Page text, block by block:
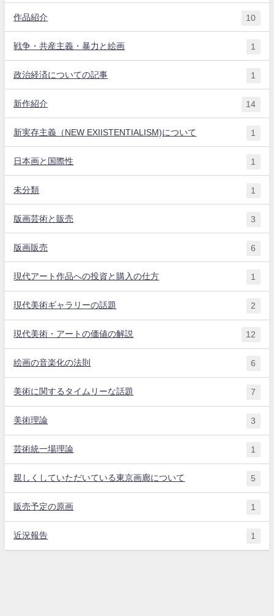
作品紹介 10
戦争・共産主義・暴力と絵画 1
政治経済についての記事 1
新作紹介 14
新実存主義（NEW EXIISTENTIALISM)について 1
日本画と国際性 1
未分類 1
版画芸術と販売 3
版画販売 6
現代アート作品への投資と購入の仕方 1
現代美術ギャラリーの話題 2
現代美術・アートの価値の解説 12
絵画の音楽化の法則 6
美術に関するタイムリーな話題 7
美術理論 3
芸術統一場理論 1
親しくしていただいている東京画廊について 5
販売予定の原画 1
近況報告 1